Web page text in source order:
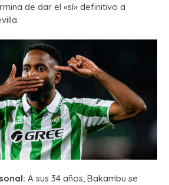
de dar el «sí» definitivo a
A sus 34 años, Bakambu se